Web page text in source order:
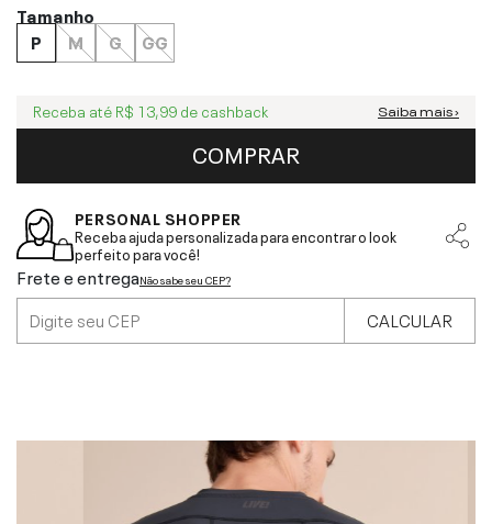
Tamanho
P
M G GG
Receba até R$ 13,99 de cashback Saiba mais ›
COMPRAR
PERSONAL SHOPPER
Receba ajuda personalizada para encontrar o look
perfeito para você!
Frete e entregaNão sabe seu CEP?
CALCULAR